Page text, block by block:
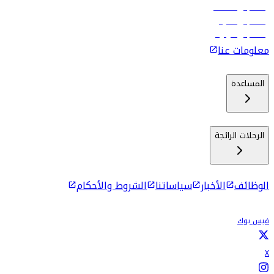
رحلات إلى مسقط
رحلات إلى ماليه
رحلات إلى كولومبو
معلومات عنا
المساعدة
الرحلات الرائجة
الوظائف الأخبار سياساتنا الشروط والأحكام
فيس بوك
X